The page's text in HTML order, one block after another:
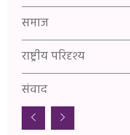
समाज
राष्ट्रीय परिदृश्य
संवाद